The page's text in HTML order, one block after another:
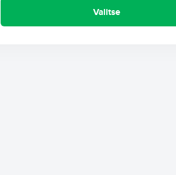
Valitse